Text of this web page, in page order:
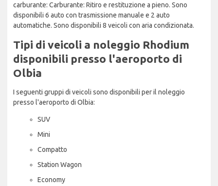
carburante: Carburante: Ritiro e restituzione a pieno. Sono
disponibili 6 auto con trasmissione manuale e 2 auto
automatiche. Sono disponibili 8 veicoli con aria condizionata.
Tipi di veicoli a noleggio Rhodium
disponibili presso l'aeroporto di
Olbia
I seguenti gruppi di veicoli sono disponibili per il noleggio
presso l'aeroporto di Olbia:
SUV
Mini
Compatto
Station Wagon
Economy